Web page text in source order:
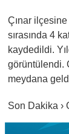
Çınar
sırasında 4
kaydedildi.
görüntülendi.
meydana
Son Dakika ›